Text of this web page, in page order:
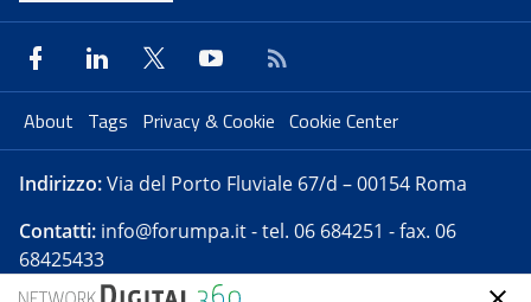
About Tags Privacy & Cookie Cookie Center
Indirizzo:Via del Porto Fluviale 67/d – 00154 Roma
Contatti: info@forumpa.it- tel. 06 684251 - fax. 06
68425433